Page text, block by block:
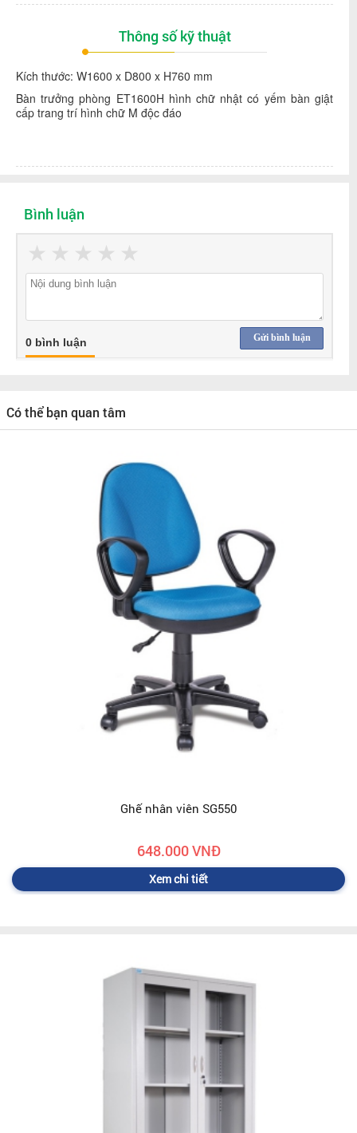
Thông số kỹ thuật
Kích thước: W1600 x D800 x H760 mm
Bàn trưởng phòng ET1600H hình chữ nhật có yếm bàn giật
cấp trang trí hình chữ M độc đáo
Bình luận
★
★
★
★
★
Gửi bình luận
0 bình luận
Có thể bạn quan tâm
Ghế nhân viên SG550
648.000 VNĐ
Xem chi tiết